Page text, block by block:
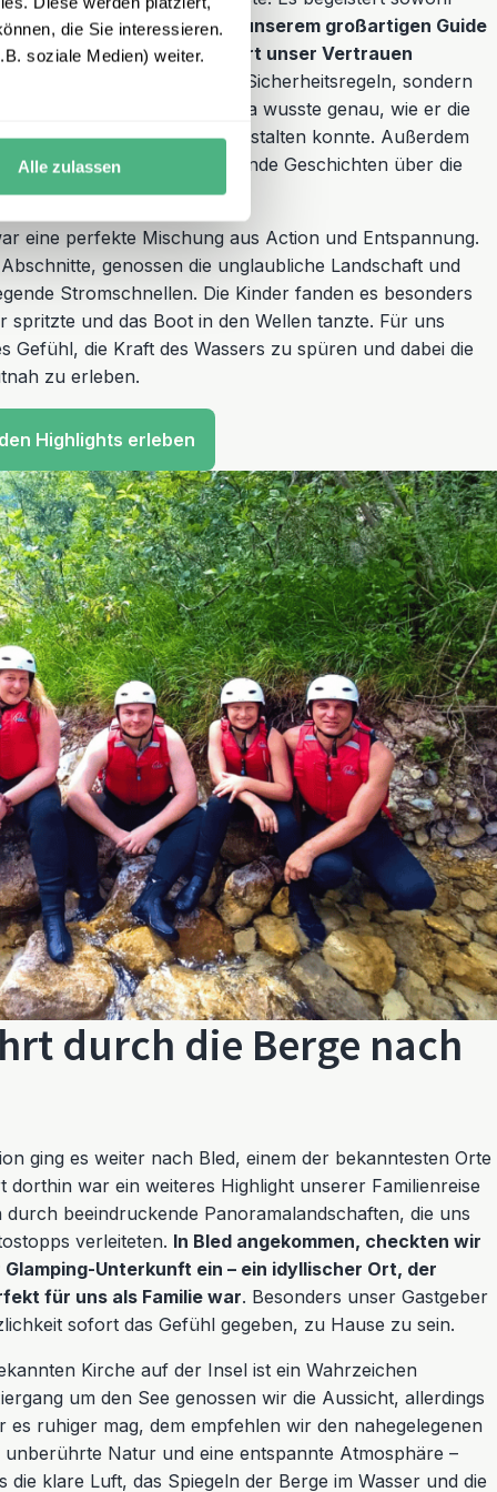
die Sie interessieren.
soziale Medien) weiter.
Alle zulassen
Begleitet wurden wir von unserem großartigen Guide
und herzlichen Art sofort unser Vertrauen
nicht nur die wichtigsten Sicherheitsregeln, sondern
Menge Spaß hatten. Luka wusste genau, wie er die
auch familienfreundlich gestalten konnte. Außerdem
ruhigeren Momente spannende Geschichten über die
eine perfekte Mischung aus Action und Entspannung.
genossen die unglaubliche Landschaft und
Stromschnellen. Die Kinder fanden es besonders
spritzte und das Boot in den Wellen tanzte. Für uns
Gefühl, die Kraft des Wassers zu spüren und dabei die
zu erleben.
Highlights erleben
durch die Berge nach
ging es weiter nach Bled, einem der bekanntesten Orte
dorthin war ein weiteres Highlight unserer Familienreise
beeindruckende Panoramalandschaften, die uns
verleiteten. In Bled angekommen, checkten wir
Unterkunft ein – ein idyllischer Ort, der
für uns als Familie war. Besonders unser Gastgeber
sofort das Gefühl gegeben, zu Hause zu sein.
Kirche auf der Insel ist ein Wahrzeichen
um den See genossen wir die Aussicht, allerdings
ruhiger mag, dem empfehlen wir den nahegelegenen
Natur und eine entspannte Atmosphäre –
die klare Luft, das Spiegeln der Berge im Wasser und die